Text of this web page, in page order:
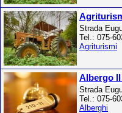
Strada
Tel.: 075-
Agriturismi
Albergo
Strada
Tel.: 075-
Alberghi